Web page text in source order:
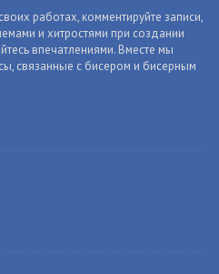
работах, комментируйте записи,
и хитростями при создании
впечатлениями. Вместе мы
связанные с бисером и бисерным